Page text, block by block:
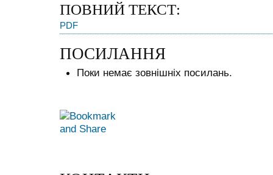
ПОВНИЙ ТЕКСТ:
PDF
ПОСИЛАННЯ
Поки немає зовнішніх посилань.